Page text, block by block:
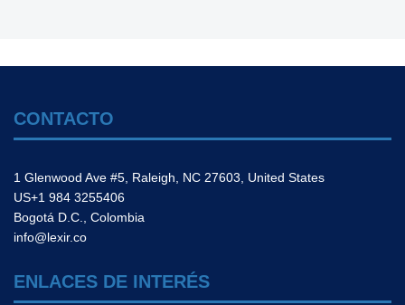
CONTACTO
1 Glenwood Ave #5, Raleigh, NC 27603, United States
US+1 984 3255406
Bogotá D.C., Colombia
info@lexir.co
ENLACES DE INTERÉS